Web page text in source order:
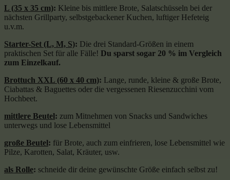
L (35 x 35 cm): Kleine bis mittlere Brote, Salatschüsseln bei der
nächsten Grillparty, selbstgebackener Kuchen, luftiger Hefeteig
u.v.m.
Starter-Set (L, M, S): Die drei Standard-Größen in einem
praktischen Set für alle Fälle! Du sparst sogar 20 % im Vergleich
zum Einzelkauf.
Brottuch XXL (60 x 40 cm): Lange, runde, kleine & große Brote,
Ciabattas & Baguettes oder die vergessenen Riesenzucchini vom
Hochbeet.
mittlere Beutel: zum Mitnehmen von Snacks und Sandwiches
unterwegs und lose Lebensmittel
große Beutel: für Brote, auch zum einfrieren, lose Lebensmittel wie
Pilze, Karotten, Salat, Kräuter, usw.
als Rolle: schneide dir deine gewünschte Größe einfach selbst zu!